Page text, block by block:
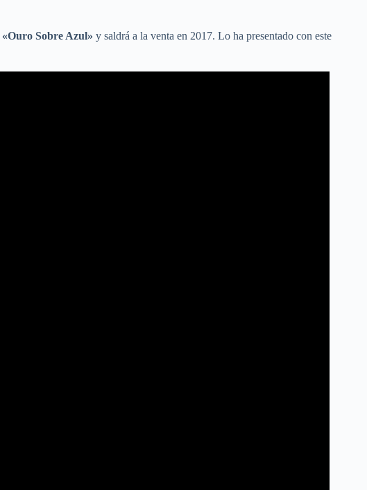
«Ouro Sobre Azul» y saldrá a la venta en 2017. Lo ha presentado con este